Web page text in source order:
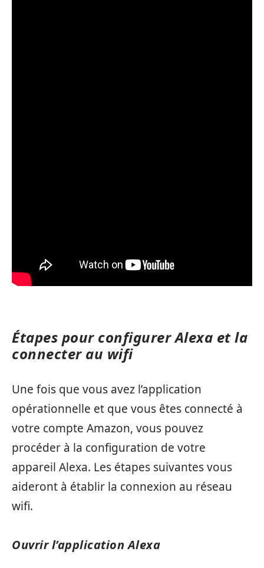
Étapes pour configurer Alexa et la
connecter au wifi
Une fois que vous avez l’application
opérationnelle et que vous êtes connecté à
votre compte Amazon, vous pouvez
procéder à la configuration de votre
appareil Alexa. Les étapes suivantes vous
aideront à établir la connexion au réseau
wifi.
Ouvrir l’application Alexa